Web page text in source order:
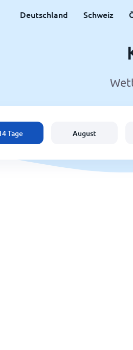
Deutschland Schweiz
Tage August